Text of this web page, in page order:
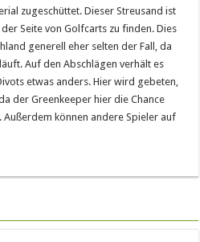
zugeschüttet. Dieser Streusand ist
Seite von Golfcarts zu finden. Dies
generell eher selten der Fall, da
Auf den Abschlägen verhält es
etwas anders. Hier wird gebeten,
der Greenkeeper hier die Chance
können andere Spieler auf